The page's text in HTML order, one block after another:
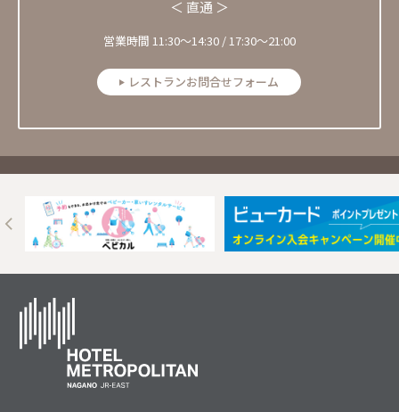
＜ 直通 ＞
営業時間 11:30〜14:30 / 17:30～21:00
レストランお問合せフォーム